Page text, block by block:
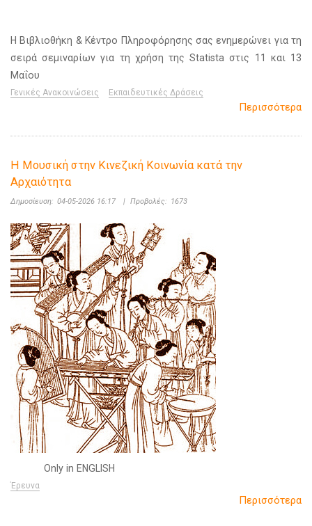
Η Βιβλιοθήκη & Κέντρο Πληροφόρησης σας ενημερώνει για τη
σειρά σεμιναρίων για τη χρήση της Statista στις 11 και 13
Μαΐου
Γενικές Ανακοινώσεις Εκπαιδευτικές Δράσεις
Περισσότερα
Η Μουσική στην Κινεζική Κοινωνία κατά την
Αρχαιότητα
Δημοσίευση: 04-05-2026 16:17 | Προβολές: 1673
Only in ENGLISH
Έρευνα
Περισσότερα